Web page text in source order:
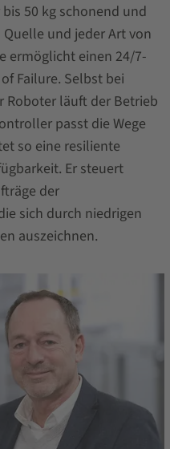
50 kg schonend und
und jeder Art von
ermöglicht einen 24/7-
Failure. Selbst bei
Roboter läuft der Betrieb
passt die Wege
so eine resiliente
Er steuert
der
sich durch niedrigen
auszeichnen.